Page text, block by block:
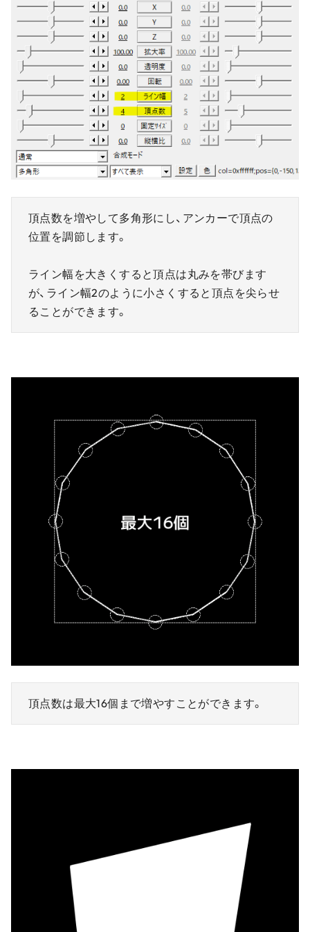
頂点数を増やして多角形にし、アンカーで頂点の
位置を調節します。
ライン幅を大きくすると頂点は丸みを帯びます
が、ライン幅2のように小さくすると頂点を尖らせ
ることができます。
頂点数は最大16個まで増やすことができます。